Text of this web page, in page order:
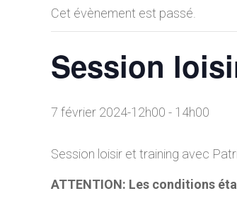
Cet évènement est passé.
Session
7 février 2024-12h00 - 14h00
Session loisir et training avec
ATTENTION: Les conditions